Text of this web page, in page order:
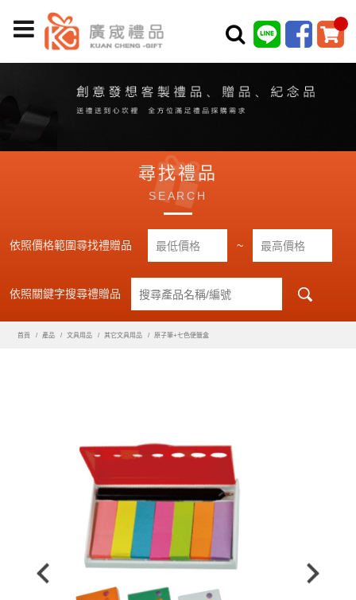
尋找禮品
SEARCH
依照價格範圍尋找禮贈品 ~
依照關鍵字搜尋禮贈品
首頁 產品 文具用品 其它文具用品 原子筆+七色便籤盒